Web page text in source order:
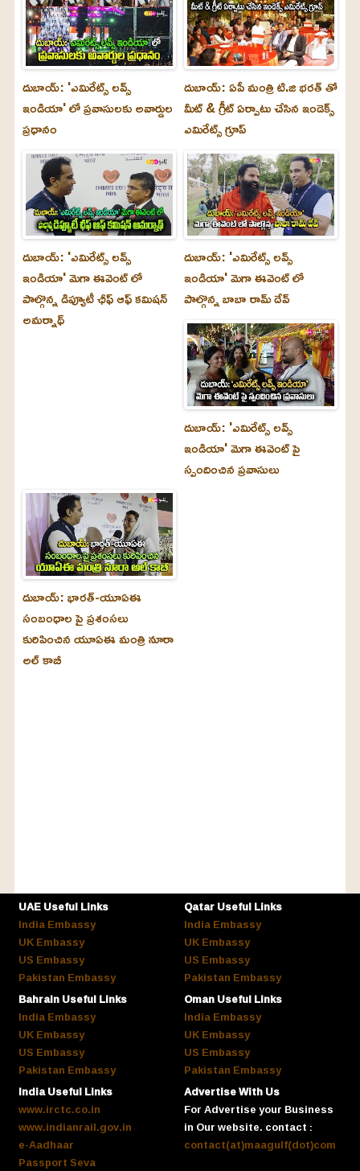
దుబాయ్: 'ఎమిరేట్స్ లవ్స్
ఇండియా' లో ప్రవాసులకు అవార్డుల
ప్రధానం
దుబాయ్: ఏపీ మంత్రి టి.జి భరత్ తో
మీట్ & గ్రీట్ ఏర్పాటు చేసిన ఇండెక్స్
ఎమిరేట్స్ గ్రూప్
దుబాయ్‌: 'ఎమిరేట్స్ లవ్స్
ఇండియా' మెగా ఈవెంట్ లో
పాల్గొన్న డిప్యూటీ ఛీఫ్ ఆఫ్ కమిషన్
అమర్నాథ్
దుబాయ్‌: 'ఎమిరేట్స్ లవ్స్
ఇండియా' మెగా ఈవెంట్ లో
పాల్గొన్న బాబా రామ్ దేవ్
దుబాయ్‌: 'ఎమిరేట్స్ లవ్స్
ఇండియా' మెగా ఈవెంట్ పై
స్పందించిన ప్రవాసులు
దుబాయ్‌: భారత్-యూఏఈ
సంబంధాల పై ప్రశంసలు
కురిపించిన యూఏఈ మంత్రి నూరా
అల్‌ కాబీ
UAE Useful Links
India Embassy
UK Embassy
US Embassy
Pakistan Embassy
Qatar Useful Links
India Embassy
UK Embassy
US Embassy
Pakistan Embassy
Bahrain Useful Links
India Embassy
UK Embassy
US Embassy
Pakistan Embassy
Oman Useful Links
India Embassy
UK Embassy
US Embassy
Pakistan Embassy
India Useful Links
www.irctc.co.in
www.indianrail.gov.in
e-Aadhaar
Passport Seva
Advertise With Us
For Advertise your Business
in Our website. contact :
contact(at)maagulf(dot)com